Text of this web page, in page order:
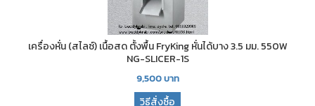
เครื่องหั่น (สไลซ์) เนื้อสด ตั้งพื้น FryKing หั่นได้บาง 3.5 มม. 550W
NG-SLICER-1S
9,500บาท
วิธีสั่งซื้อ